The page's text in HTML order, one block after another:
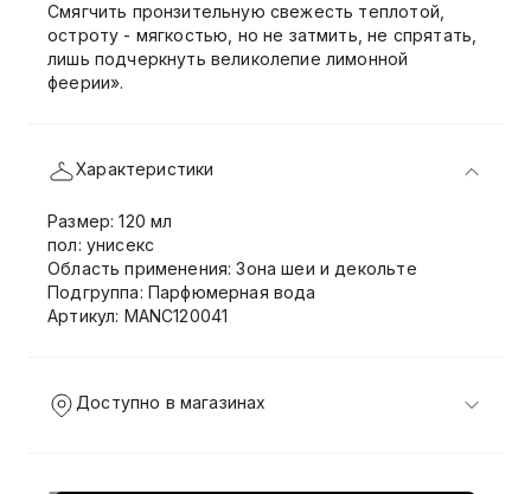
Смягчить пронзительную свежесть теплотой,
остроту - мягкостью, но не затмить, не спрятать,
лишь подчеркнуть великолепие лимонной
феерии».
Характеристики
Размер: 120 мл
пол: унисекс
Область применения: Зона шеи и декольте
Подгруппа: Парфюмерная вода
Артикул: MANC120041
Доступно в магазинах